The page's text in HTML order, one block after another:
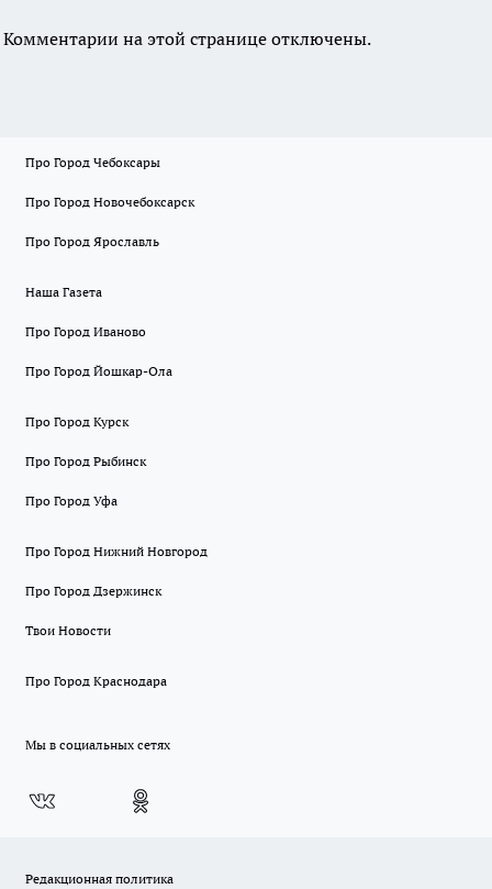
Комментарии на этой странице отключены.
Про Город Чебоксары
Про Город Новочебоксарск
Про Город Ярославль
Наша Газета
Про Город Иваново
Про Город Йошкар-Ола
Про Город Курск
Про Город Рыбинск
Про Город Уфа
Про Город Нижний Новгород
Про Город Дзержинск
Твои Новости
Про Город Краснодара
Мы в социальных сетях
Редакционная политика